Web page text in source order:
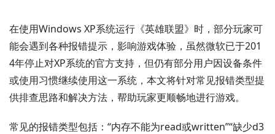
在使用Windows XP系统运行《英雄联盟》时，部分玩家可
能会遇到各种报错提示，影响游戏体验，虽然微软已于201
4年停止对XP系统的官方支持，但仍有部分用户因设备条件
或使用习惯继续使用这一系统，本文将针对常见报错类型提
供排查思路和解决方法，帮助玩家更顺畅地进行游戏。
常见的报错类型包括：“内存不能为read或written”“缺少d3